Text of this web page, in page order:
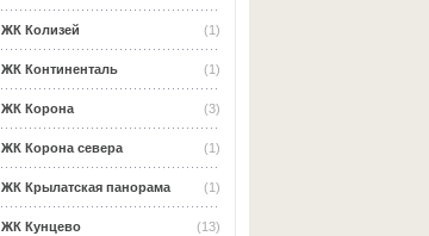
(1)
ЖК Колизей
(1)
ЖК Континенталь
(3)
ЖК Корона
(1)
ЖК Корона севера
(1)
ЖК Крылатская панорама
(13)
ЖК Кунцево